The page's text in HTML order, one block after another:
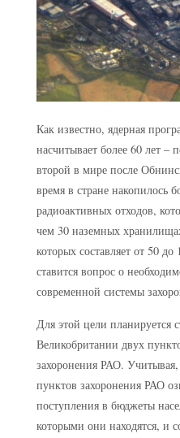
Как известно, ядерная
насчитывает более 60 лет –
второй в мире после
время в стране накопилось
радиоактивных отходов,
чем 30 наземных
которых составляет от 50
ставится вопрос о
современной системы
Для этой цели планируется
Великобритании двух
захоронения РАО.
пунктов захоронения РАО
поступления в бюджеты
которыми они находятся, и